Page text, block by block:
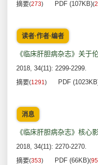
摘要(273) PDF (107KB)(
读者·作者·编者
《临床肝胆病杂志》关于
2018, 34(11): 2299-2299.
摘要(1291) PDF
消息
《临床肝胆病杂志》核心
2018, 34(11): 2270-2270.
摘要(353) PDF (66KB)(95